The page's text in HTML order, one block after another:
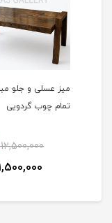
میز عسلی و جلو
تمام چوب گردویی
12,500,000